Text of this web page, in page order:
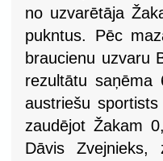
no uzvarētāja
pukntus. Pēc
braucienu uzvaru
rezultātu
austriešu
zaudējot Žakam
Dāvis